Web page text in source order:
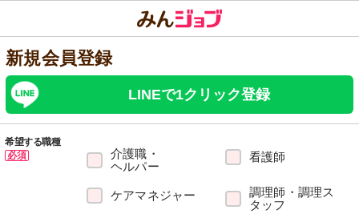
新規会員登録
LINEで1クリック登録
希望する職種
必須
介護職・
ヘルパー
看護師
ケアマネジャー
調理師・調理ス
タッフ